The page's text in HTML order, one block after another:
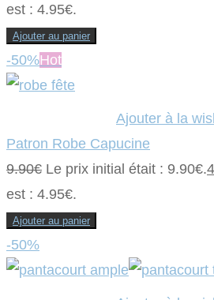
est : 4.95€.
Ajouter au panier
-50%Hot
Ajouter à la
Patron Robe Capucine
9.90€ Le prix initial était : 9.90€.
est : 4.95€.
Ajouter au panier
-50%